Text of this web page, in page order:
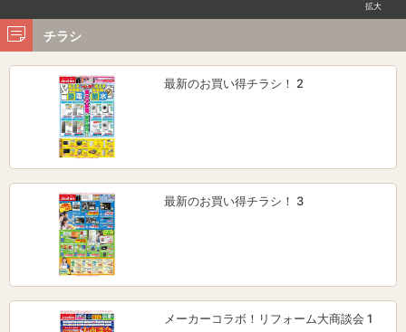
拡大
チラシ
最新のお買い得チラシ！ 2
最新のお買い得チラシ！ 3
メーカーコラボ！リフォーム大商談会 1